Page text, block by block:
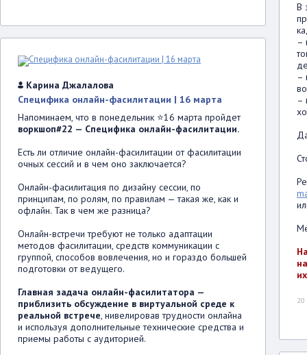
Карина Джалалова
Специфика онлайн-фасилитации | 16 марта
Напоминаем, что в понедельник ⭐16 марта пройдет
воркшоп#22 — Специфика онлайн-фасилитации.
Есть ли отличие онлайн-фасилитации от фасилитации
очных сессий и в чем оно заключается?
Онлайн-фасилитация по дизайну сессии, по
принципам, по ролям, по правилам — такая же, как и
офлайн. Так в чем же разница?
Онлайн-встречи требуют не только адаптации
методов фасилитации, средств коммуникации с
группой, способов вовлечения, но и гораздо большей
подготовки от ведущего.
Главная задача онлайн-фасилитатора —
приблизить обсуждение в виртуальной среде к
реальной встрече, нивелировав трудности онлайна
и используя дополнительные технические средства и
приемы работы с аудиторией.
В
–
–
–
20